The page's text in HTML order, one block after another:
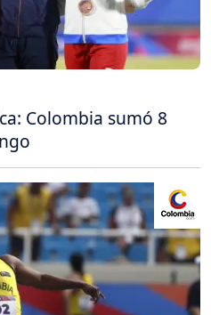
Colombia sumó 8